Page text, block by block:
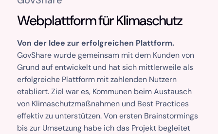
Webplattform für Klimaschutz
Von der Idee zur erfolgreichen Plattform.
GovShare wurde gemeinsam mit dem Kunden von
Grund auf entwickelt und hat sich mittlerweile als
erfolgreiche Plattform mit zahlenden Nutzern
etabliert. Ziel war es, Kommunen beim Austausch
von Klimaschutzmaßnahmen und Best Practices
effektiv zu unterstützen. Von ersten Brainstormings
bis zur Umsetzung habe ich das Projekt begleitet